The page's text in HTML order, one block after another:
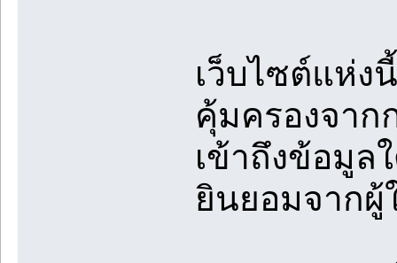
เว็บไซต์แห่ง
คุ้มครองจาก
เข้าถึงข้อมูล
ยินยอมจากผู้